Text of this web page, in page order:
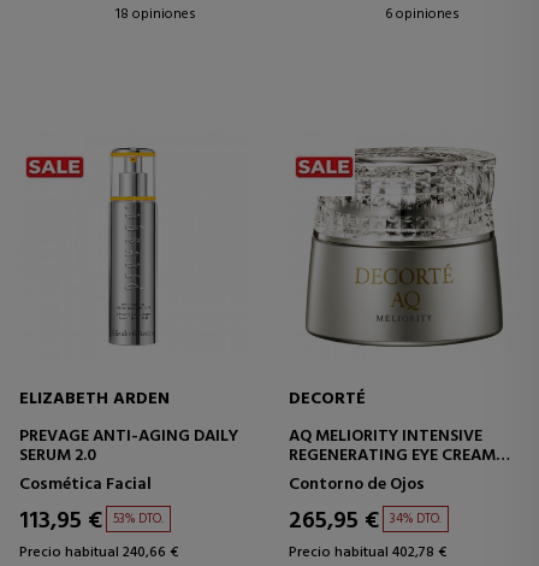
18 opiniones
6 opiniones
ELIZABETH ARDEN
PREVAGE ANTI-AGING DAILY
SERUM 2.0
Cosmética Facial
113,95 € 53% DTO.
Precio habitual 240,66 €
DECORTÉ
AQ MELIORITY INTENSIVE
REGENERATING EYE CREAM
CREMA REGENERADORA
INTENSIVA
Contorno de Ojos
265,95 € 34% DTO.
Precio habitual 402,78 €